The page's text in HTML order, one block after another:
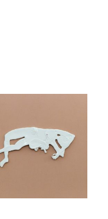
Sensitive niple, 2022